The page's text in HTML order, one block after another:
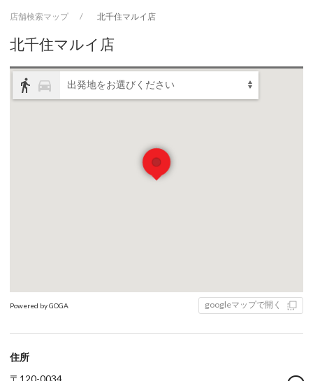
店舗検索マップ 北千住マルイ店
北千住マルイ店
directions_walk directions_car 出発地をお選びください
Powered by GOGA googleマップで開く
住所
〒120-0034